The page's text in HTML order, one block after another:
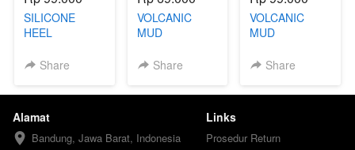
SILICONE
HEEL
Share
VOLCANIC
MUD
(69) - TKD
Share
VOLCANIC
MUD
(99) - TKB
Share
Alamat
Bandung, Jawa Barat, Indonesia
Links
Prosedur Return